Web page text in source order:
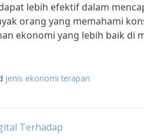
lebih efektif dalam
orang yang memahami
ekonomi yang lebih baik di
jenis ekonomi terapan
Terhadap